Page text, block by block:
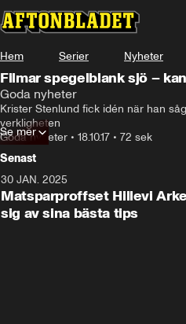
Hem Serier Nyheter
Filmar spegelblank sjö –
Goda nyheter
Krister Stenlund fick idén när han
verkligheten
Goda nyheter • 18.10.17 • 72 sek
Se mer
Senast
30 JAN. 2025
Matsparproffset Hillevi
sig av sina bästa tips